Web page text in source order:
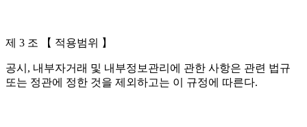
제 3 조 【 적용범위 】
공시, 내부자거래 및 내부정보관리에 관한 사항은 관련 법규
또는 정관에 정한 것을 제외하고는 이 규정에 따른다.